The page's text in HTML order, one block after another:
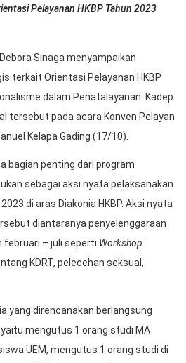
Pelayanan HKBP Tahun 2023
Sinaga menyampaikan
terkait Orientasi Pelayanan HKBP
dalam Penatalayanan. Kadep
tersebut pada acara Konven Pelayan
Kelapa Gading (17/10).
bagian penting dari program
sebagai aksi nyata pelaksanakan
di aras Diakonia HKBP. Aksi nyata
diantaranya penyelenggaraan
februari – juli seperti Workshop
KDRT, pelecehan seksual,
yang direncanakan berlangsung
mengutus 1 orang studi MA
UEM, mengutus 1 orang studi di